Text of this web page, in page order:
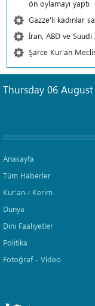
ön oylamayı yaptı
Gazze'li kadınlar
İran, ABD ve Suudi
Şarce Kur’an
Thursday 06
Anasayfa
Tüm Haberler
Kur'an-ı Kerim
Dünya
Dini Faaliyetler
Politika
Fotoğraf - Video